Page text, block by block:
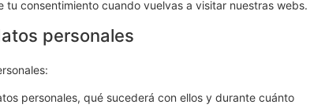
consentimiento cuando vuelvas a visitar nuestras webs.
personales
personales, qué sucederá con ellos y durante cuánto